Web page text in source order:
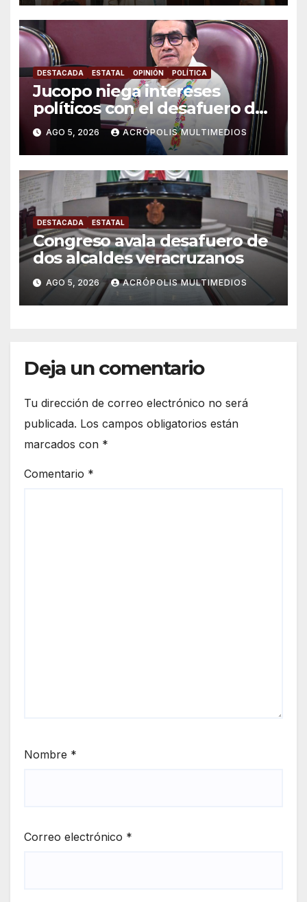
DESTACADA ESTATAL OPINIÓN POLÍTICA
Jucopo niega intereses
políticos con el desafuero de
alcaldes
AGO 5, 2026 ACRÓPOLIS MULTIMEDIOS
DESTACADA ESTATAL
Congreso avala desafuero de
dos alcaldes veracruzanos
AGO 5, 2026 ACRÓPOLIS MULTIMEDIOS
Deja un comentario
Tu dirección de correo electrónico no será
publicada. Los campos obligatorios están
marcados con *
Comentario *
Nombre *
Correo electrónico *